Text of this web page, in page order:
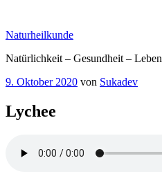
springen
Naturheilkunde
Natürlichkeit – Gesundheit – Leben
Veröffentlicht
9. Oktober 2020 von Sukadev
Lychee